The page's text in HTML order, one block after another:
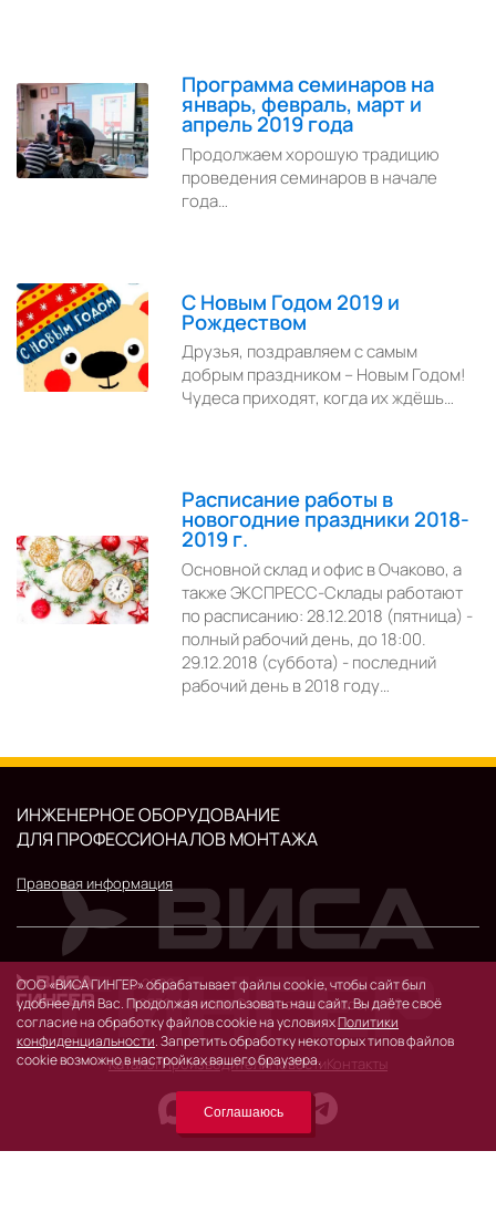
Программа семинаров на
январь, февраль, март и
апрель 2019 года
Продолжаем хорошую традицию
проведения семинаров в начале
года…
C Новым Годом 2019 и
Рождеством
Друзья, поздравляем с самым
добрым праздником – Новым Годом!
Чудеса приходят, когда их ждёшь…
Расписание работы в
новогодние праздники 2018-
2019 г.
Основной склад и офис в Очаково, а
также ЭКСПРЕСС-Склады работают
по расписанию: 28.12.2018 (пятница) -
полный рабочий день, до 18:00.
29.12.2018 (суббота) - последний
рабочий день в 2018 году…
ИНЖЕНЕРНОЕ ОБОРУДОВАНИЕ
ДЛЯ ПРОФЕССИОНАЛОВ МОНТАЖА
Правовая информация
© 2026 г.
119530, Москва, Очаковское шоссе, д. 32.
КаталогПроизводителиНовостиКонтакты
ООО «ВИСА ГИНГЕР» обрабатывает файлы cookie, чтобы сайт был
удобнее для Вас. Продолжая использовать наш сайт, Вы даёте своё
согласие на обработку файлов cookie на условияхПолитики
конфиденциальности. Запретить обработку некоторых типов файлов
cookie возможно в настройках вашего браузера.
Соглашаюсь